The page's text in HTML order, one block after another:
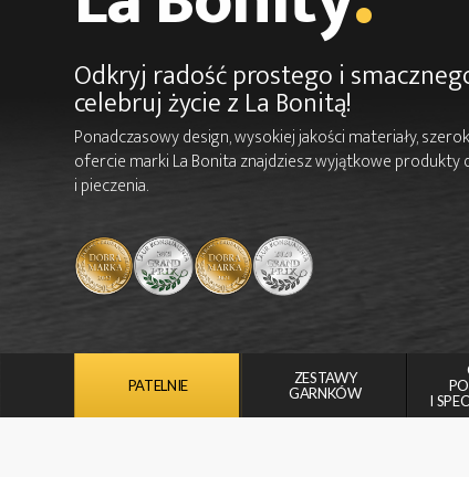
Odkryj radość prostego i
celebruj życie z La Bonitą!
Ponadczasowy design, wysokiej jakości materiały,
ofercie marki La Bonita znajdziesz wyjątkowe produkty
i pieczenia.
PATELNIE
ZESTAWY
GARNKÓW
I